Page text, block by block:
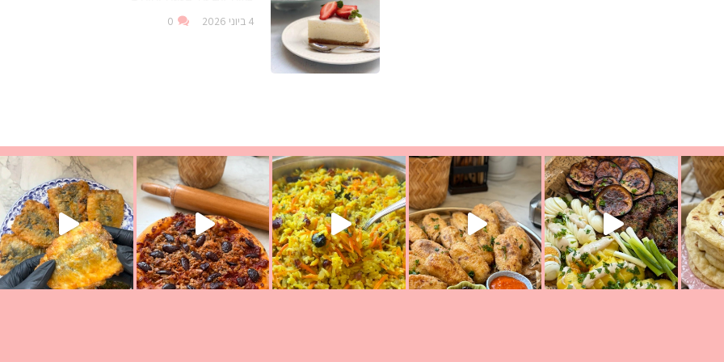
4 ביוני 2026 0
בפ
הימים, חשבתי מה לחדש לכם ונראה
אורז יצירתי לתשעת הימים ולכבוד שבת קודשלמתכון
פיצה של תשעת הימים ולמה היא נקראת ככה? ההסבר בסרטומז׳ווז׳ין או בתרגום לעברית, מחותניםמתכון ראש